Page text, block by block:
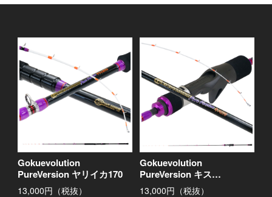
Gokuevolution
PureVersion ヤリイカ170
13,000円（税抜）
Gokuevolution
PureVersion キス
170/170SP
13,000円（税抜）